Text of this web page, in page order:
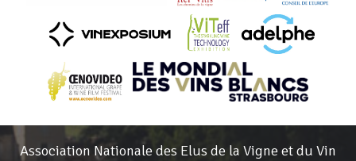
Association Nationale des Elus de la Vigne et du Vin